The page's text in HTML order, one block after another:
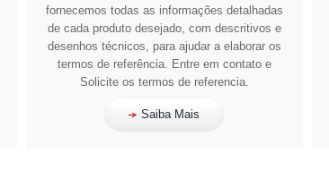
fornecemos todas as informações detalhadas
de cada produto desejado, com descritivos e
desenhos técnicos, para ajudar a elaborar os
termos de referência. Entre em contato e
Solicite os termos de referencia.
Saiba Mais